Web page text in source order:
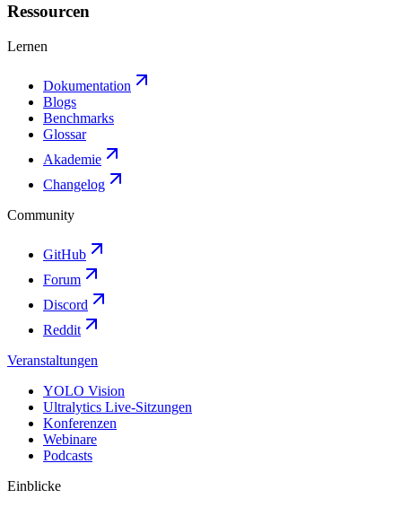
Ressourcen
Lernen
Dokumentation
Blogs
Benchmarks
Glossar
Akademie
Changelog
Community
GitHub
Forum
Discord
Reddit
Veranstaltungen
YOLO Vision
Ultralytics Live-Sitzungen
Konferenzen
Webinare
Podcasts
Einblicke